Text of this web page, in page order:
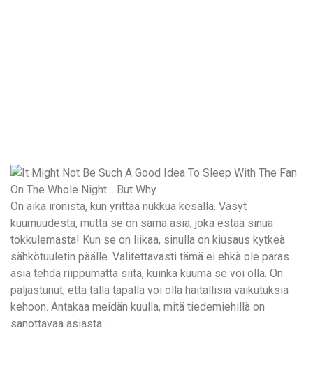
On aika ironista, kun yrittää nukkua kesällä. Väsyt
kuumuudesta, mutta se on sama asia, joka estää sinua
tokkulemasta! Kun se on liikaa, sinulla on kiusaus kytkeä
sähkötuuletin päälle. Valitettavasti tämä ei ehkä ole paras
asia tehdä riippumatta siitä, kuinka kuuma se voi olla. On
paljastunut, että tällä tapalla voi olla haitallisia vaikutuksia
kehoon. Antakaa meidän kuulla, mitä tiedemiehillä on
sanottavaa asiasta…